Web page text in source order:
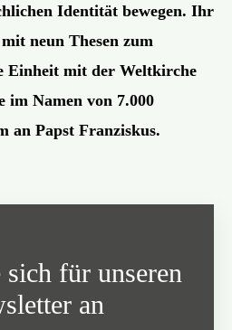
Identität bewegen. Ihr
neun Thesen zum
Einheit mit der Weltkirche
Namen von 7.000
an Papst Franziskus.
für unseren
an